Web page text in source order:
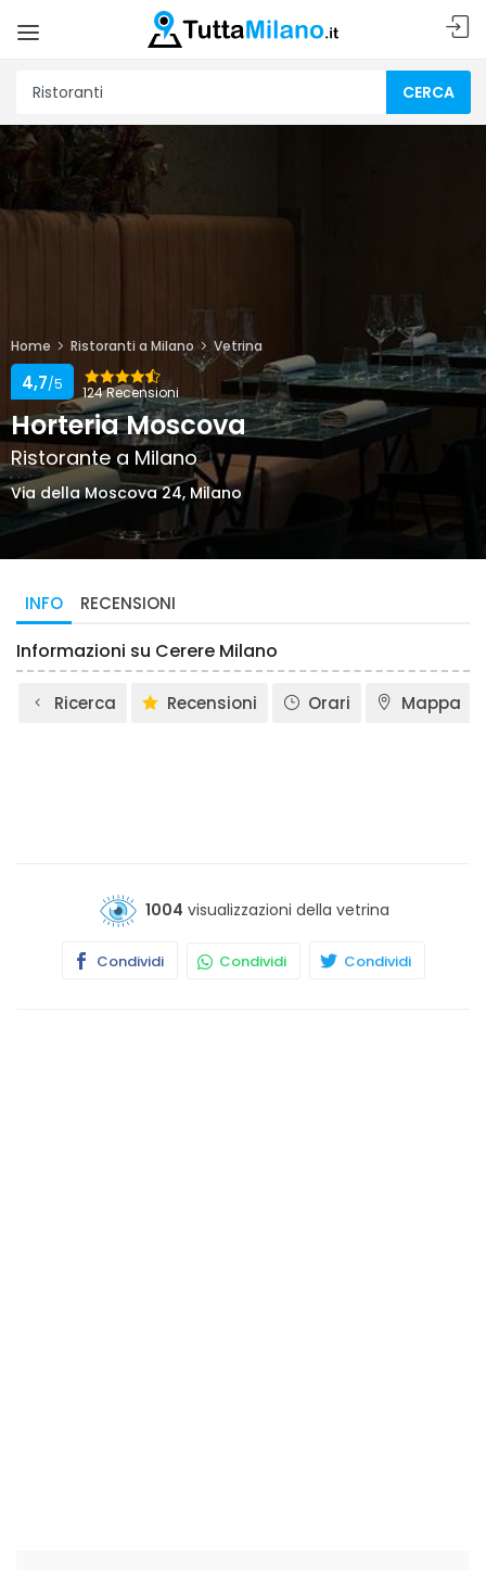
CERCA
Home Ristoranti a Milano Vetrina
124 Recensioni
4,7/5
Horteria Moscova
Ristorante a Milano
Via della Moscova 24, Milano
INFO RECENSIONI
Informazioni su Cerere Milano
Ricerca Recensioni Orari Mappa
1004 visualizzazioni della vetrina
Condividi Condividi Condividi